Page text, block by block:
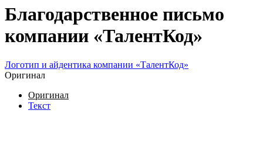
Благодарственное письмо
компании «ТалентКод»
Логотип и айдентика компании «ТалентКод»
Оригинал
Оригинал
Текст